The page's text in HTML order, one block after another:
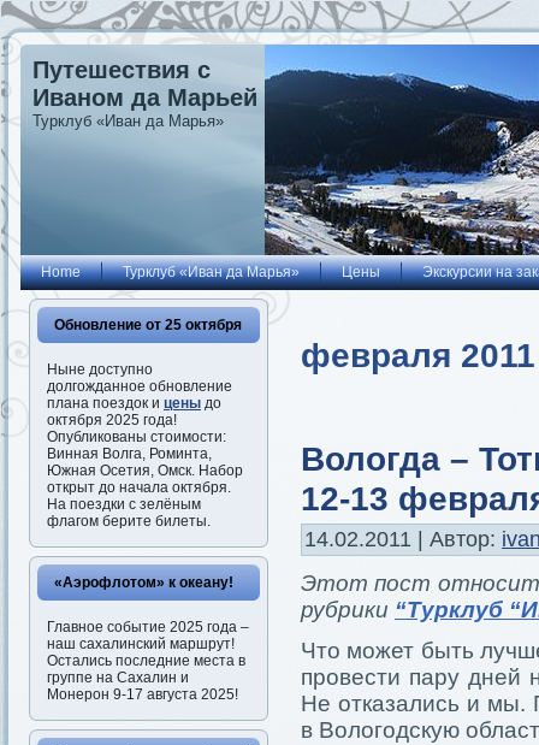
Путешествия с
Иваном да Марьей
Турклуб «Иван да Марья»
Home Турклуб «Иван да Марья» Цены Экскурсии на
Обновление от 25 октября
Ныне доступно
долгожданное обновление
плана поездок и цены до
октября 2025 года!
Опубликованы стоимости:
Винная Волга, Роминта,
Южная Осетия, Омск. Набор
открыт до начала октября.
На поездки с зелёным
флагом берите билеты.
«Аэрофлотом» к океану!
Главное событие 2025 года –
наш сахалинский маршрут!
Остались последние места в
группе на Сахалин и
Монерон 9-17 августа 2025!
февраля 2011
Вологда –
12-13
14.02.2011 | Автор:
Этот пост
рубрики “Турклуб
Что может быть
провести пару дней
Не отказались и мы.
в Вологодскую